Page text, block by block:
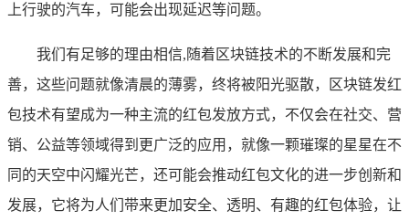
上行驶的汽车，可能会出现延迟等问题。
我们有足够的理由相信,随着区块链技术的不断发展和完
善，这些问题就像清晨的薄雾，终将被阳光驱散，区块链发红
包技术有望成为一种主流的红包发放方式，不仅会在社交、营
销、公益等领域得到更广泛的应用，就像一颗璀璨的星星在不
同的天空中闪耀光芒，还可能会推动红包文化的进一步创新和
发展，它将为人们带来更加安全、透明、有趣的红包体验，让